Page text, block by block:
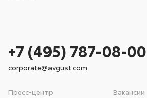
Пресс-центр Вакансии
+7 (495) 787-08-00
corporate@avgust.com